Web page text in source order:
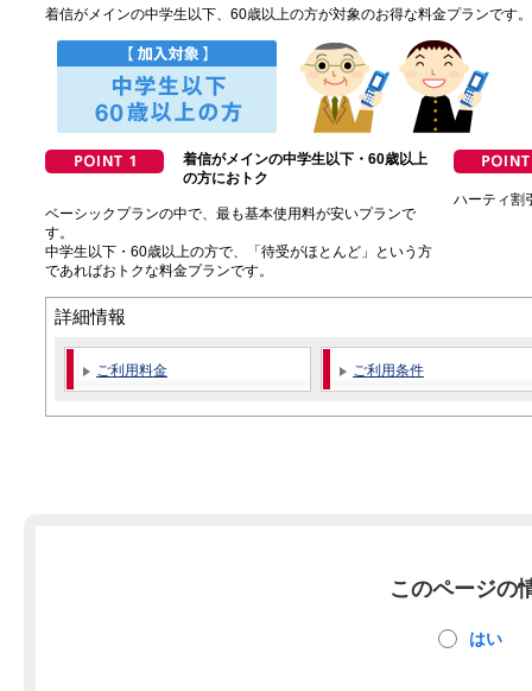
着信がメインの中学生以下、60歳以上の方が対象のお得な料金プランです。
着信がメインの中学生以下・60歳以上
の方におトク
ベーシックプランの中で、最も基本使用料が安いプランで
す。
中学生以下・60歳以上の方で、「待受がほとんど」という方
であればおトクな料金プランです。
ハーティ割
詳細情報
ご利用料金 ご利用条件
このページの
はい